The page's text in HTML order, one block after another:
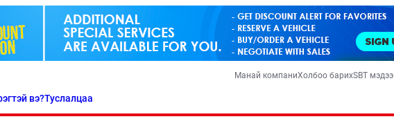
вэ?Туслалцаа
Манай компаниХолбоо барихSBT мэдээ